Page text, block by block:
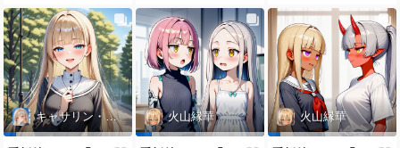
キャサリン・アストリー 火山縁華 火山縁華